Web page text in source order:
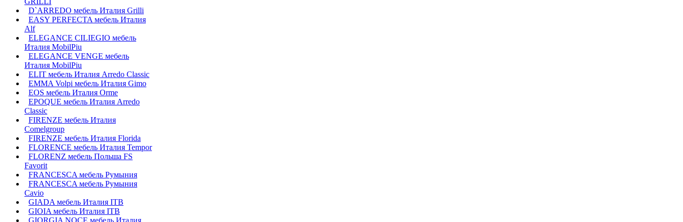
D`ARREDO мебель Италия Grilli
EASY PERFECTA мебель Италия
Alf
ELEGANCE CILIEGIO мебель
Италия MobilPiu
ELEGANCE VENGE мебель
Италия MobilPiu
ELIT мебель Италия Arredo Classic
EMMA Volpi мебель Италия Gimo
EOS мебель Италия Orme
EPOQUE мебель Италия Arredo
Classic
FIRENZE мебель Италия
Comelgroup
FIRENZE мебель Италия Florida
FLORENCE мебель Италия Tempor
FLORENZ мебель Польша FS
Favorit
FRANCESCA мебель Румыния
FRANCESCA мебель Румыния
Cavio
GIADA мебель Италия ITB
GIOIA мебель Италия ITB
GIORGIA NOCE мебель Италия